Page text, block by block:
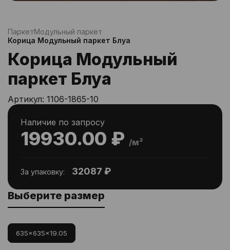
ПаркетМодульный паркет
Корица Модульный паркет Блуа
Корица Модульный
паркет Блуа
Артикул: 1106-1865-10
19930.00 ₽ /м²
Наличие по запросу
За упаковку: 32087 ₽
Выберите размер
635x635x19.05